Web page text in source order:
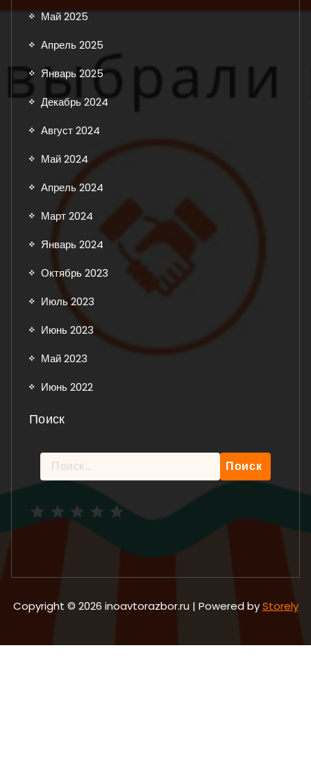
Май 2025
Апрель 2025
Январь 2025
Декабрь 2024
Август 2024
Май 2024
Апрель 2024
Март 2024
Январь 2024
Октябрь 2023
Июль 2023
Июнь 2023
Май 2023
Июнь 2022
Поиск
Найти:
Copyright © 2026 inoavtorazbor.ru | Powered byStorely